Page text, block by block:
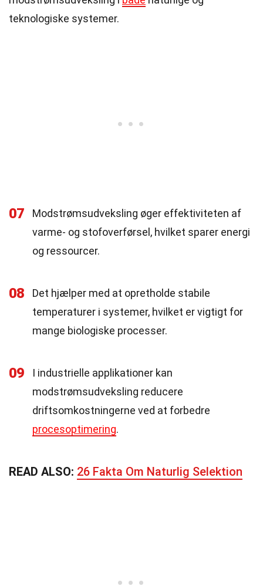
teknologiske systemer.
07
Modstrømsudveksling øger effektiviteten af
varme- og stofoverførsel, hvilket sparer energi
og ressourcer.
08
Det hjælper med at opretholde stabile
temperaturer i systemer, hvilket er vigtigt for
mange biologiske processer.
09
I industrielle applikationer kan
modstrømsudveksling reducere
driftsomkostningerne ved at forbedre
procesoptimering.
READ ALSO: 26 Fakta Om Naturlig Selektion